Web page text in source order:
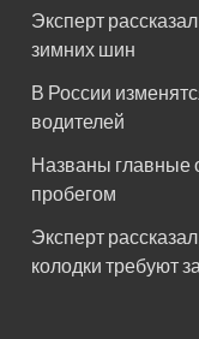
Эксперт
зимних шин
В России
водителей
Названы главные
пробегом
Эксперт
колодки требуют